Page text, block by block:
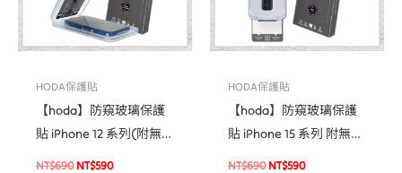
HODA保護貼
【hoda】防窺玻璃保護
貼 iPhone 12 系列(附無塵
太空艙貼膜神器) 手機螢
NT$690 NT$590
HODA保護貼
【hoda】防窺玻璃保護
貼 iPhone 15 系列 附無塵
太空艙貼膜神器 玻璃保
NT$690 NT$590